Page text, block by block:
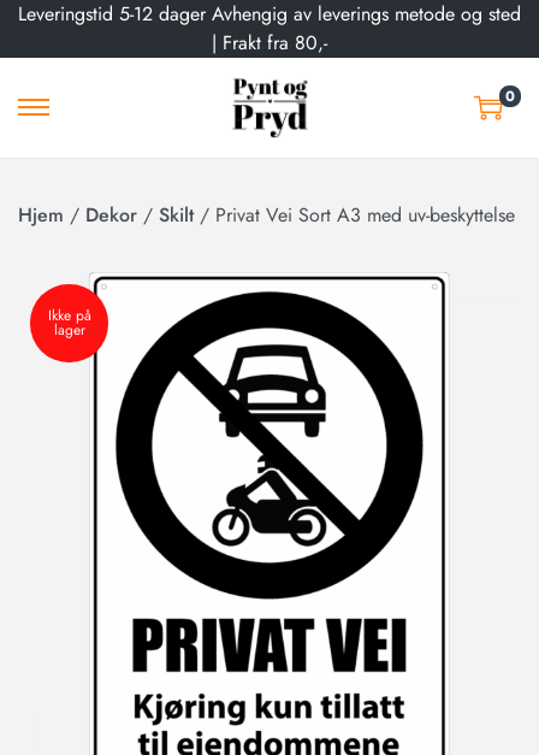
Leveringstid 5-12 dager Avhengig av leverings metode og sted
| Frakt fra 80,-
0
Hjem / Dekor / Skilt / Privat Vei Sort A3 med uv-beskyttelse
Ikke på
lager